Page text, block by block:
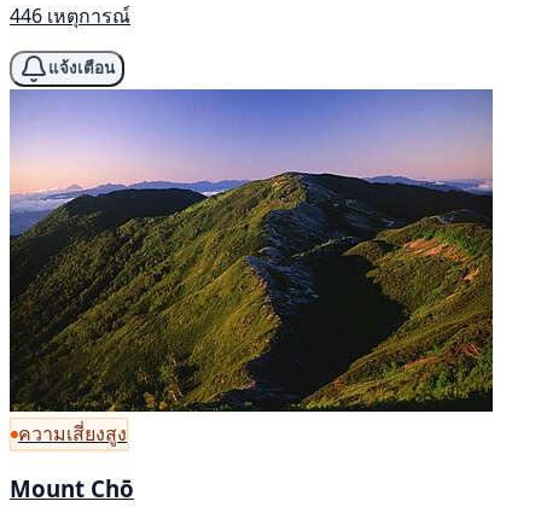
446 เหตุการณ์
แจ้งเตือน
ความเสี่ยงสูง
Mount Chō